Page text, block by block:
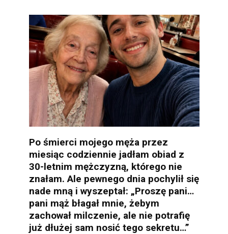
Po śmierci mojego męża przez
miesiąc codziennie jadłam obiad z
30-letnim mężczyzną, którego nie
znałam. Ale pewnego dnia pochylił się
nade mną i wyszeptał: „Proszę pani…
pani mąż błagał mnie, żebym
zachował milczenie, ale nie potrafię
już dłużej sam nosić tego sekretu…”